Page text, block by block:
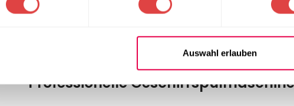
Auswahl erlauben
IN DEN WARENKORB IN DEN
Professionelle